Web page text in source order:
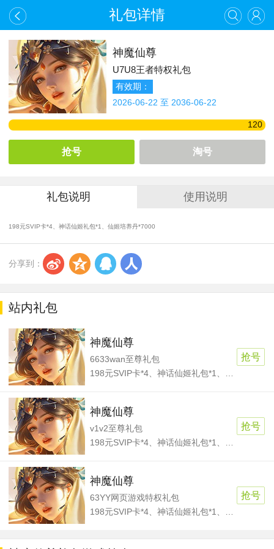
礼包详情
神魔仙尊
U7U8王者特权礼包
有效期：
2026-06-22 至 2036-06-22
120
抢号 淘号
礼包说明 使用说明
198元SVIP卡*4、神话仙姬礼包*1、仙姬培养丹*7000
分享到： s z q r
站内礼包
神魔仙尊
6633wan至尊礼包
抢号
神魔仙尊
v1v2至尊礼包
抢号
神魔仙尊
63YY网页游戏特权礼包
抢号